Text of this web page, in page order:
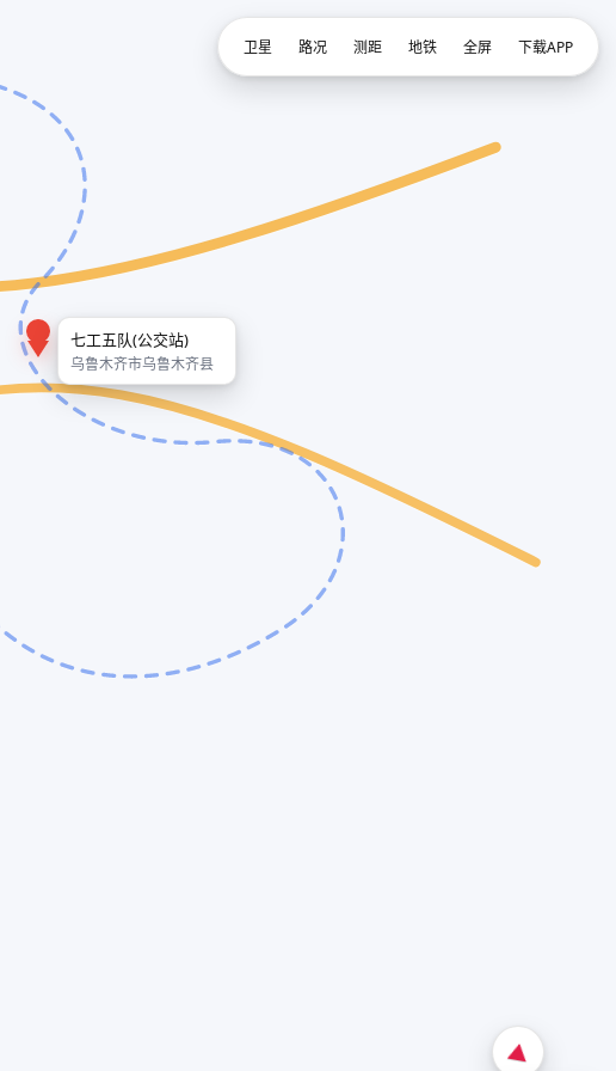
七工五队(公交站)
乌鲁木齐市乌鲁木齐县
卫星 路况 测距 地铁 全屏 下载APP